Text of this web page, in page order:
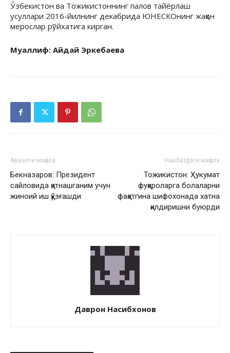
Ўзбекистон ва Тожикистоннинг палов тайёрлаш
усуллари 2016-йилнинг декабрида ЮНЕСКОнинг жаҳон
мерослар рўйхатига кирган.
Муаллиф: Айдай Эркебаева
Аввалги мақола
Бекназаров: Президент
сайловида қатнашганим учун
жиноий иш қўзғашди
Навбатдаги мақола
Тожикистон: Ҳукумат
фуқароларга болаларни
фақатгина шифохонада хатна
қилдиришни буюрди
Даврон Насибхонов